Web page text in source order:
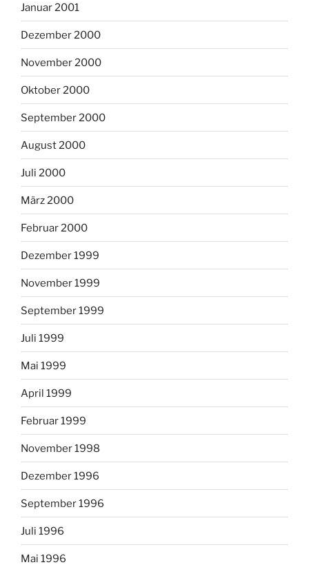
Januar 2001
Dezember 2000
November 2000
Oktober 2000
September 2000
August 2000
Juli 2000
März 2000
Februar 2000
Dezember 1999
November 1999
September 1999
Juli 1999
Mai 1999
April 1999
Februar 1999
November 1998
Dezember 1996
September 1996
Juli 1996
Mai 1996